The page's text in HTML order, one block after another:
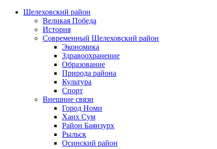
Шелеховский район
Великая Победа
История
Современный Шелеховский район
Экономика
Здравоохранение
Образование
Природа района
Культура
Спорт
Внешние связи
Город Номи
Ханх Сум
Район Баянзурх
Рыльск
Осинский район